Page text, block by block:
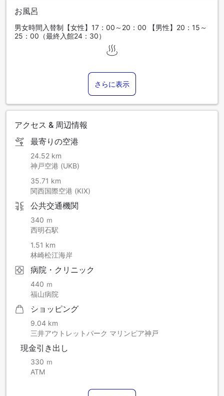
お風呂
男女時間入替制【女性】17：00～20：00 【男性】20：15～
25：00（最終入館24：30）
さらに表示
アクセス & 周辺情報
最寄りの空港
24.52 km
神戸空港 (UKB)
35.71 km
関西国際空港 (KIX)
公共交通機関
340 ｍ
西明石駅
1.51 km
林崎松江海岸
病院・クリニック
440 ｍ
福山病院
ショッピング
9.04 km
三井アウトレットパーク マリンピア神戸
現金引き出し
330 ｍ
ATM